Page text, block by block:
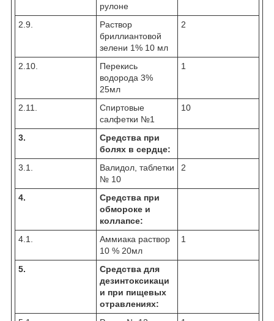
рулоне
2.9.
Раствор
бриллиантовой
зелени 1% 10 мл
2
2.10.
Перекись
водорода 3%
25мл
1
2.11.
Спиртовые
салфетки №1
10
3.
Средства при
болях в сердце:
3.1.
Валидол, таблетки
№ 10
2
4.
Средства при
обмороке и
коллапсе:
4.1.
Аммиака раствор
10 % 20мл
1
5.
Средства для
дезинтоксикаци
и при пищевых
отравлениях: